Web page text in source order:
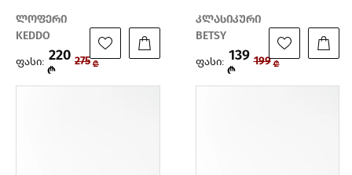
ლოფერი
KEDDO
ფასი: 220
₾
275 ₾
კლასიკური
BETSY
ფასი: 139
₾
199 ₾